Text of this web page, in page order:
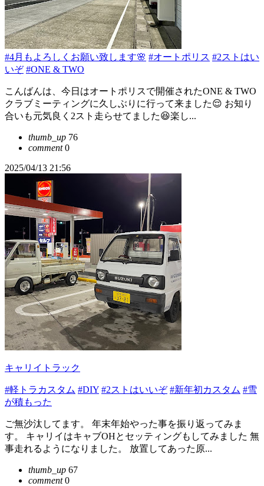
#4月もよろしくお願い致します🌸 #オートポリス #2ストはい
いぞ #ONE & TWO
こんばんは、今日はオートポリスで開催されたONE & TWO
クラブミーティングに久しぶりに行って来ました😌 お知り
合いも元気良く2スト走らせてました😆楽し...
thumb_up 76
comment0
2025/04/13 21:56
キャリイトラック
#軽トラカスタム #DIY #2ストはいいぞ #新年初カスタム #雪
が積もった
ご無沙汰してます。 年末年始やった事を振り返ってみま
す。 キャリイはキャブOHとセッティングもしてみました 無
事走れるようになりました。 放置してあった原...
thumb_up 67
comment0